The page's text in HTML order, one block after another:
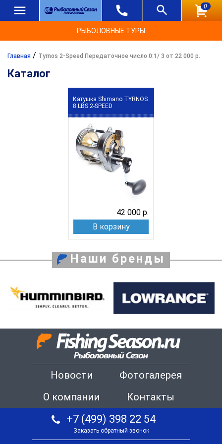
0
РЫБОЛОВНЫЕ ТУРЫ
Главная / Tyrnos 2-Speed Передаточное число 0:1/ 3 от 22 000 р.
Каталог
Катушка Shimano TYRNOS
8 LBS 2-SPEED
42 000 р.
В корзину
Наши бренды
Новости
Фотогалерея
О компании
Контакты
+7 (499) 398 22 54
Заказать обратный звонок